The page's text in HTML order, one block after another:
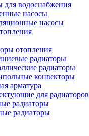
для водоснабжения
насосы
насосы
отопления
радиаторы
радиаторы
конвекторы
арматура
для радиаторов
радиаторы
радиаторы